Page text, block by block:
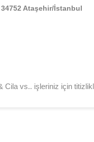
Ataşehir/İstanbul
Cila vs.. işleriniz için